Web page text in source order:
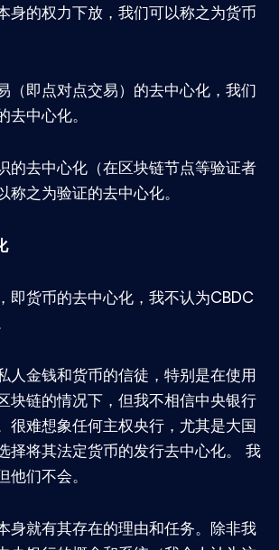
身的权力下放，我们可以称之为货币
（即点对点交易）的去中心化，我们
中心化。
的去中心化（在区块链节点等验证者
称之为验证的去中心化。
即货币的去中心化，我不认为CBDC
人金钱和货币的信徒，特别是在使用
块链的情况下，但我不相信中央银行
很难想象任何主权央行，尤其是大国
择将其法定货币的发行去中心化。 我
们不会。
身就有其存在的理由和任务。除非我